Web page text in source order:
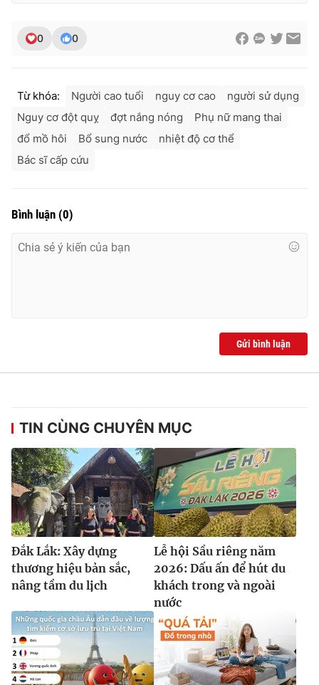
0 0
Từ khóa: Người cao tuổi nguy cơ cao
người sử dụng
Nguy cơ đột quỵ
đợt nắng nóng
Phụ nữ mang thai
đổ mồ hôi
Bổ sung nước
nhiệt độ cơ thể
Bác sĩ cấp cứu
Bình luận (0)
Gửi bình luận
TIN CÙNG CHUYÊN MỤC
Đắk Lắk: Xây dựng
thương hiệu bản sắc,
nâng tầm du lịch
Lễ hội Sầu riêng năm
2026: Dấu ấn để hút du
khách trong và ngoài
nước